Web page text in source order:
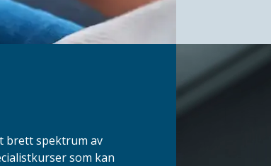
brett spektrum av
som kan